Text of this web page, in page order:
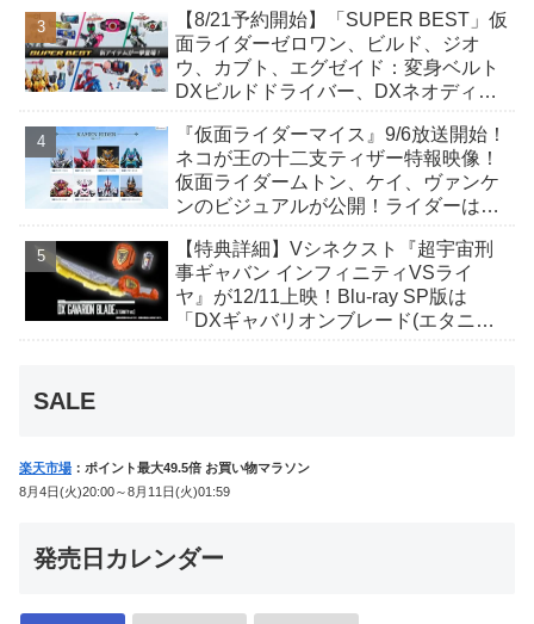
んも変身！
【8/21予約開始】「SUPER BEST」仮
面ライダーゼロワン、ビルド、ジオ
ウ、カブト、エグゼイド：変身ベルト
DXビルドドライバー、DXネオディケ
か12点！
『仮面ライダーマイス』9/6放送開始！
ネコが王の十二支ティザー特報映像！
仮面ライダームトン、ケイ、ヴァンケ
ンのビジュアルが公開！ライダーは子
【特典詳細】Vシネクスト『超宇宙刑
事ギャバン インフィニティVSライ
ヤ』が12/11上映！Blu-ray SP版は
「DXギャバリオンブレード(エタニテ
SALE
楽天市場 ：ポイント最大49.5倍 お買い物マラソン
8月4日(火)20:00～8月11日(火)01:59
発売日カレンダー